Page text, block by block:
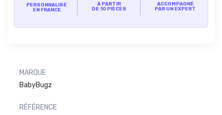
PERSONNALISÉ
EN FRANCE
À PARTIR
DE 10 PIÈCES
ACCOMPAGNÉ
PAR UN EXPERT
MARQUE
BabyBugz
RÉFÉRENCE